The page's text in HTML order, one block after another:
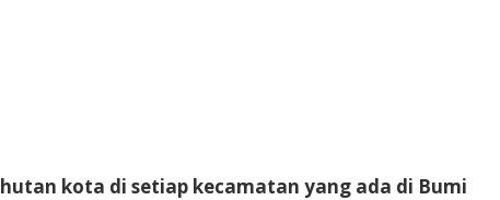
kota di setiap kecamatan yang ada di Bumi